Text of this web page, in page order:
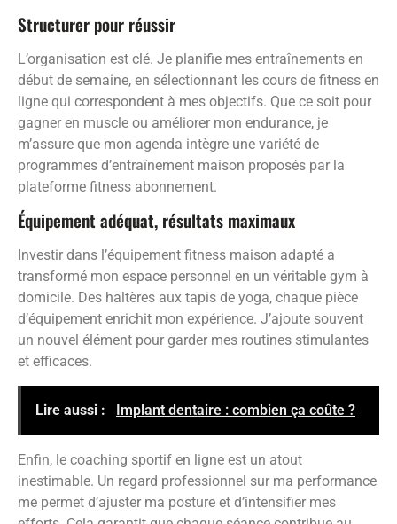
Structurer pour réussir
L’organisation est clé. Je planifie mes entraînements en
début de semaine, en sélectionnant les cours de fitness en
ligne qui correspondent à mes objectifs. Que ce soit pour
gagner en muscle ou améliorer mon endurance, je
m’assure que mon agenda intègre une variété de
programmes d’entraînement maison proposés par la
plateforme fitness abonnement.
Équipement adéquat, résultats maximaux
Investir dans l’équipement fitness maison adapté a
transformé mon espace personnel en un véritable gym à
domicile. Des haltères aux tapis de yoga, chaque pièce
d’équipement enrichit mon expérience. J’ajoute souvent
un nouvel élément pour garder mes routines stimulantes
et efficaces.
Lire aussi : Implant dentaire : combien ça coûte ?
Enfin, le coaching sportif en ligne est un atout
inestimable. Un regard professionnel sur ma performance
me permet d’ajuster ma posture et d’intensifier mes